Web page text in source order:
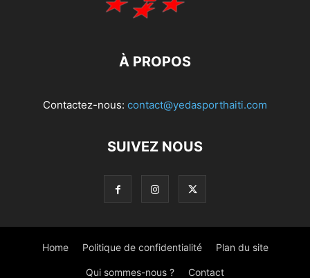
À PROPOS
Contactez-nous: contact@yedasporthaiti.com
SUIVEZ NOUS
Home Politique de confidentialité Plan du site
Qui sommes-nous ? Contact